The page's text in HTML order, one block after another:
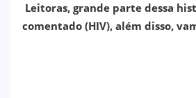
Leitoras, grande parte dessa
comentado (HIV), além disso,